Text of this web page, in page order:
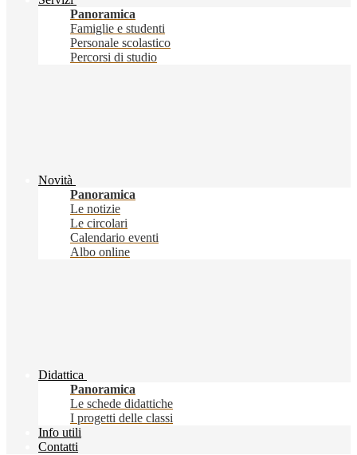
Panoramica
Famiglie e studenti
Personale scolastico
Percorsi di studio
Novità
Panoramica
Le notizie
Le circolari
Calendario eventi
Albo online
Didattica
Panoramica
Le schede didattiche
I progetti delle classi
Info utili
Contatti